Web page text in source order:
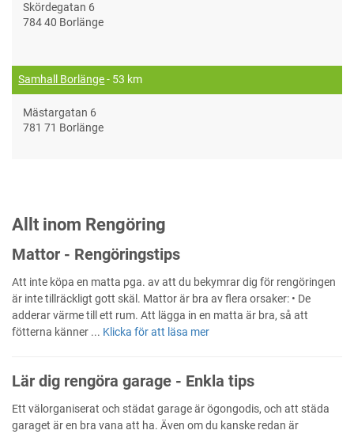
Skördegatan 6
784 40 Borlänge
Samhall Borlänge- 53 km
Mästargatan 6
781 71 Borlänge
Allt inom Rengöring
Mattor - Rengöringstips
Att inte köpa en matta pga. av att du bekymrar dig för rengöringen
är inte tillräckligt gott skäl. Mattor är bra av flera orsaker: • De
adderar värme till ett rum. Att lägga in en matta är bra, så att
fötterna känner ... Klicka för att läsa mer
Lär dig rengöra garage - Enkla tips
Ett välorganiserat och städat garage är ögongodis, och att städa
garaget är en bra vana att ha. Även om du kanske redan är